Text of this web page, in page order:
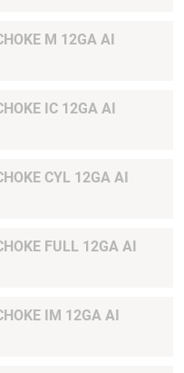
M 12GA AI
IC 12GA AI
CYL 12GA AI
FULL 12GA AI
IM 12GA AI